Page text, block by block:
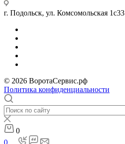
г. Подольск, ул. Комсомольская 1с33
© 2026 ВоротаСервис.рф
Политика конфиденциальности
0
0